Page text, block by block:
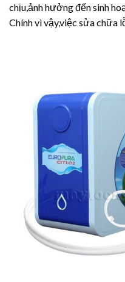
chịu,ảnh hưởng đến sinh
Chính vì vậy,việc sửa chữa